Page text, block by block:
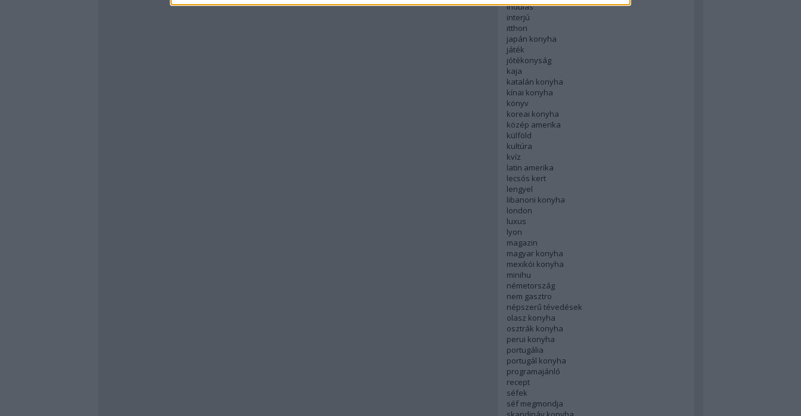
indulás
interjú
itthon
japán konyha
játék
jótékonyság
kaja
katalán konyha
kínai konyha
könyv
koreai konyha
közép amerika
külföld
kultúra
kvíz
latin amerika
lecsós kert
lengyel
libanoni konyha
london
luxus
lyon
magazin
magyar konyha
mexikói konyha
minihu
németország
nem gasztro
népszerű tévedések
olasz konyha
osztrák konyha
perui konyha
portugália
portugál konyha
programajánló
recept
séfek
séf megmondja